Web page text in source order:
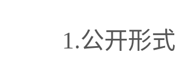
1.公开形式